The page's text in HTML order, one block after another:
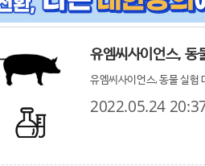
유엠씨사이언스, 동
유엠씨사이언스, 동물 실험
2022.05.24